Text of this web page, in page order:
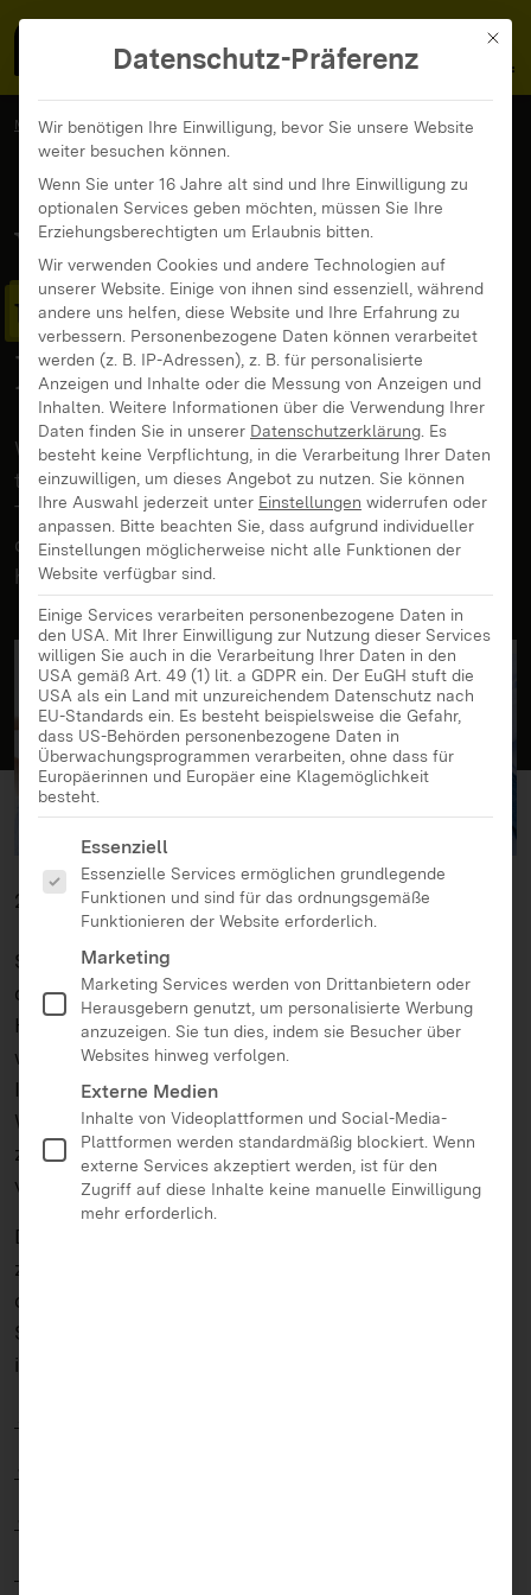
MENÜ
MedienFokus BW ...
News und Beiträge
Wie die Generation Z und Alpha das Internet nutzen
Wie dieGeneration Z
und Alphadas
Internet nutzen
Wer wissen will, wie Heranwachsende digital
ticken, darf nicht nur Studien durchforsten. 10
Trends, wie die Generationen das Internet nutzen,
die vor dem Sprechen bereits das Wischen gelernt
haben – die Generationen Alpha und Z.
25.11.2022
Studien können nur temporäre Trends sowie das
durchschnittliche Nutzungsverhalten von
Heranwachsenden widerspiegeln. Wer genauer
wissen will, wie die Generation Z oder Alpha das
Internet nutzt, muss auf wichtige Details achten.
Wir haben eine Reihe von Trends
zusammengetragen, wie sich das Onlineverhalten
von Heranwachsenden mittlerweile gewandelt hat.
Dieser Text will bewusst Studien nur am Rande
zitieren, hingegen praktische Beobachtungen unter
die Lupe nehmen. Wer sich trotzdem für aktuelle
Studien zur Mediennutzung von Heranwachsenden
interessiert, findet diese unter
Mit
Datenschutz-Präferenz
Wir benötigen Ihre Einwilligung, bevor Sie unsere Website
weiter besuchen können.
Wenn Sie unter 16 Jahre alt sind und Ihre Einwilligung zu
optionalen Services geben möchten, müssen Sie Ihre
Erziehungsberechtigten um Erlaubnis bitten.
Wir verwenden Cookies und andere Technologien auf
unserer Website. Einige von ihnen sind essenziell, während
andere uns helfen, diese Website und Ihre Erfahrung zu
verbessern. Personenbezogene Daten können verarbeitet
werden (z. B. IP-Adressen), z. B. für personalisierte
Anzeigen und Inhalte oder die Messung von Anzeigen und
Inhalten. Weitere Informationen über die Verwendung Ihrer
Daten finden Sie in unserer Datenschutzerklärung Es
besteht keine Verpflichtung, in die Verarbeitung Ihrer Daten
einzuwilligen, um dieses Angebot zu nutzen. Sie können
Ihre Auswahl jederzeit unter Einstellungen widerrufen oder
anpassen. Bitte beachten Sie, dass aufgrund individueller
Einstellungen möglicherweise nicht alle Funktionen der
Website verfügbar sind.
Einige Services verarbeiten personenbezogene Daten in
den USA. Mit Ihrer Einwilligung zur Nutzung dieser Services
willigen Sie auch in die Verarbeitung Ihrer Daten in den
USA gemäß Art. 49 (1) lit. a GDPR ein. Der EuGH stuft die
USA als ein Land mit unzureichendem Datenschutz nach
EU-Standards ein. Es besteht beispielsweise die Gefahr,
dass US-Behörden personenbezogene Daten in
Überwachungsprogrammen verarbeiten, ohne dass für
Europäerinnen und Europäer eine Klagemöglichkeit
besteht.
Es folgt eine Liste der Service-Gruppen, für die eine
Essenziell
Essenzielle Services ermöglichen grundlegende
Funktionen und sind für das ordnungsgemäße
Funktionieren der Website erforderlich.
Marketing
Marketing Services werden von Drittanbietern oder
Herausgebern genutzt, um personalisierte Werbung
anzuzeigen. Sie tun dies, indem sie Besucher über
Websites hinweg verfolgen.
Externe Medien
Inhalte von Videoplattformen und Social-Media-
Plattformen werden standardmäßig blockiert. Wenn
externe Services akzeptiert werden, ist für den
Zugriff auf diese Inhalte keine manuelle Einwilligung
mehr erforderlich.